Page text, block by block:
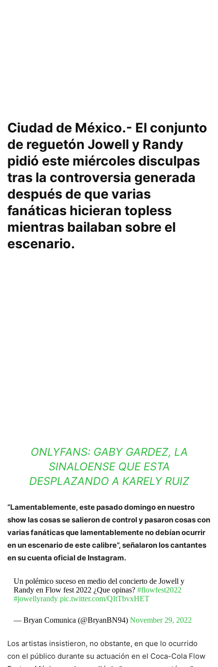
Ciudad de México.- El conjunto
de reguetón Jowell y Randy
pidió este miércoles disculpas
tras la controversia generada
después de que varias
fanáticas hicieran topless
mientras bailaban sobre el
escenario.
ONLYFANS: GABY GARDEZ, LA
SINALOENSE QUE ESTA
DESPLAZANDO A KARELY RUIZ
“Lamentablemente, este pasado domingo en nuestro
show las cosas se salieron de control y pasaron cosas con
varias fanáticas que lamentablemente no debían ocurrir
en un escenario de este calibre”, señalaron los cantantes
en su cuenta oficial de Instagram.
Un polémico suceso en medio del concierto de Jowell y
Randy en Flow fest 2022 ¿Que opinas? #flowfest2022
#jowellyrandy pic.twitter.com/QItTbvxHET
— Bryan Comunica (@BryanBN94) November 29, 2022
Los artistas insistieron, no obstante, en que lo ocurrido
con el público durante su actuación en el Coca-Cola Flow